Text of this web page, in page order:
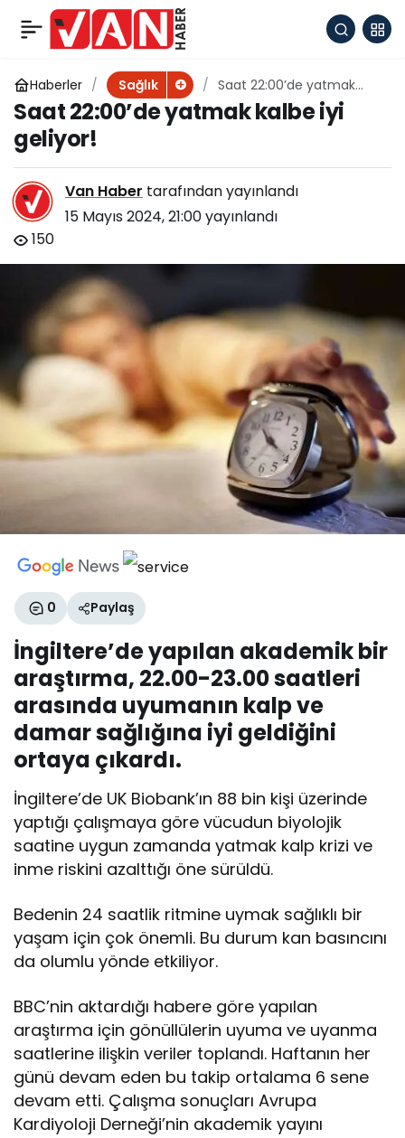
Haberler Sağlık
Saat 22:00’de yatmak
kalbe iyi geliyor!
Saat 22:00’de yatmak kalbe iyi
geliyor!
Van Haber tarafından yayınlandı
15 Mayıs 2024, 21:00yayınlandı
150
0 Paylaş
İngiltere’de yapılan akademik bir
araştırma, 22.00-23.00 saatleri
arasında uyumanın kalp ve
damar sağlığına iyi geldiğini
ortaya çıkardı.
İngiltere’de UK Biobank’ın 88 bin kişi üzerinde
yaptığı çalışmaya göre vücudun biyolojik
saatine uygun zamanda yatmak kalp krizi ve
inme riskini azalttığı öne sürüldü.
Bedenin 24 saatlik ritmine uymak sağlıklı bir
yaşam için çok önemli. Bu durum kan basıncını
da olumlu yönde etkiliyor.
BBC’nin aktardığı habere göre yapılan
araştırma için gönüllülerin uyuma ve uyanma
saatlerine ilişkin veriler toplandı. Haftanın her
günü devam eden bu takip ortalama 6 sene
devam etti. Çalışma sonuçları Avrupa
Kardiyoloji Derneği’nin akademik yayını
Kalbin kendi mucizesi
‘Mitral Kapak’
Paylaş